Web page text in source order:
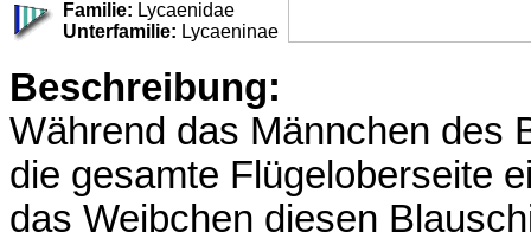
Familie: Lycaenidae
Unterfamilie: Lycaeninae
Beschreibung:
Während das Männchen des
die gesamte Flügeloberseite
das Weibchen diesen